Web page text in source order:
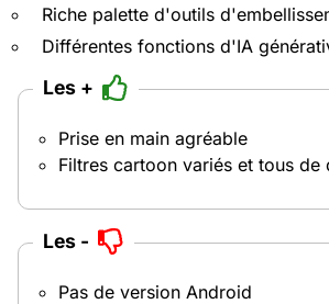
Riche palette d'outils
Différentes fonctions d'IA
Les +
Prise en main agréable
Filtres cartoon variés et tous de
Les -
Pas de version Android